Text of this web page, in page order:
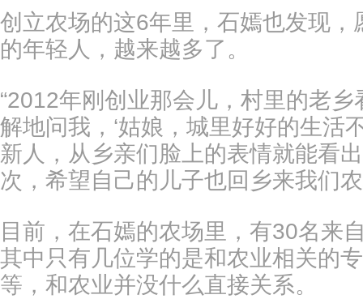
创立农场的这6年里，石嫣也发现
的年轻人，越来越多了。
“2012年刚创业那会儿，村里的老
解地问我，‘姑娘，城里好好的生活
新人，从乡亲们脸上的表情就能看
次，希望自己的儿子也回乡来我们
目前，在石嫣的农场里，有30名来
其中只有几位学的是和农业相关的
等，和农业并没什么直接关系。